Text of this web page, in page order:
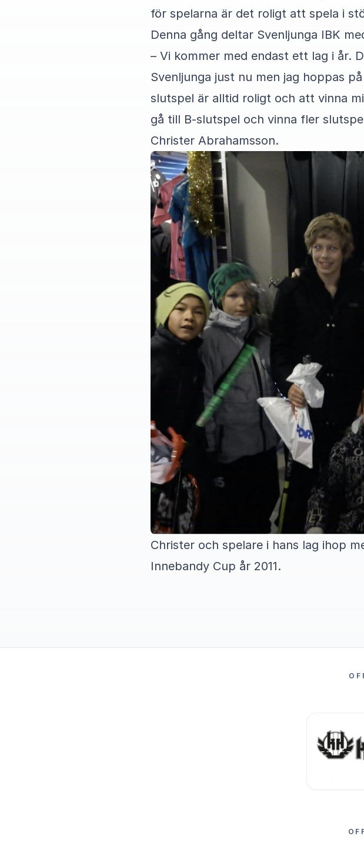
för spelarna är det roligt att spela i
Denna gång deltar Svenljunga IBK
– Vi kommer med endast ett lag i år.
Svenljunga just nu men jag hoppas
slutspel är alltid roligt och att vinna
gå till B-slutspel och vinna fler
Christer Abrahamsson.
Christer och spelare i hans lag ihop
Innebandy Cup år 2011.